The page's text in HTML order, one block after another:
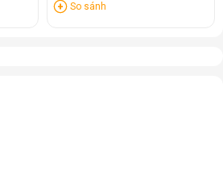
So sánh